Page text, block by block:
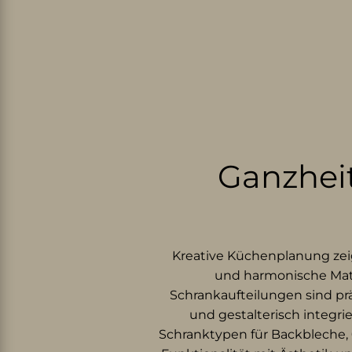
Kreative Küchenplanung
und harmonische
Schrankaufteilungen sind
und gestalterisch
Schranktypen für